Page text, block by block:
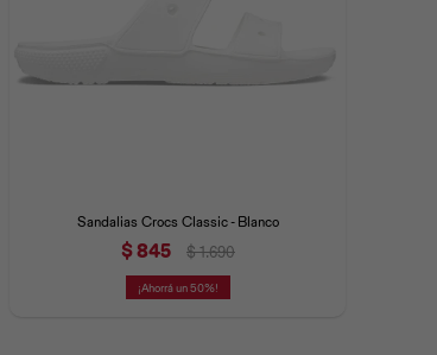
Sandalias Crocs Classic - Blanco
$845 $ 1.690
50